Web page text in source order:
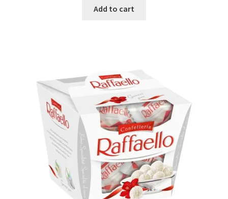
Add to cart